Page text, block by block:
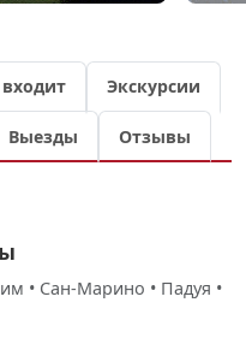
Экскурсии
Выезды Отзывы
• Сан-Марино • Падуя •